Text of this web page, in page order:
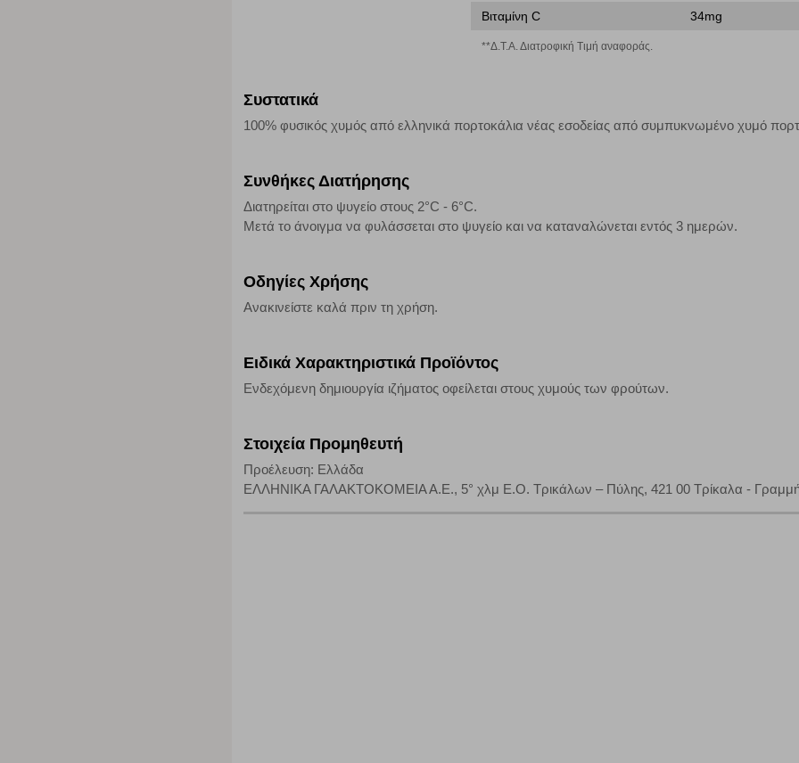
Βιταμίνη C 34mg
**Δ.Τ.Α. Διατροφική Τιμή αναφοράς.
Συστατικά
100% φυσικός χυμός από ελληνικά πορτοκάλια νέας εσοδείας από συμπυκνωμένο χυμό
Συνθήκες Διατήρησης
Διατηρείται στο ψυγείο στους 2°C - 6°C.
Μετά το άνοιγμα να φυλάσσεται στο ψυγείο και να καταναλώνεται εντός 3 ημερών.
Οδηγίες Χρήσης
Ανακινείστε καλά πριν τη χρήση.
Ειδικά Χαρακτηριστικά Προϊόντος
Ενδεχόμενη δημιουργία ιζήματος οφείλεται στους χυμούς των φρούτων.
Στοιχεία Προμηθευτή
Προέλευση: Ελλάδα
ΕΛΛΗΝΙΚΑ ΓΑΛΑΚΤΟΚΟΜΕΙΑ Α.Ε., 5° χλμ Ε.Ο. Τρικάλων – Πύλης, 421 00 Τρίκαλα -
να γνωρίζουμε ποιες σελίδες είναι περισσότερο, ή λιγότερο δημοφιλείς και να βλέπουμε την αλληλεπίδραση του χρήστη και το
Αποθήκευση ρυθμίσεων